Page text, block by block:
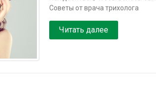
Советы от врача трихолога
Читать далее